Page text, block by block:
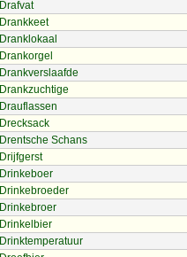
Drafvat
Drankkeet
Dranklokaal
Drankorgel
Drankverslaafde
Drankzuchtige
Drauflassen
Drecksack
Drentsche Schans
Drijfgerst
Drinkeboer
Drinkebroeder
Drinkebroer
Drinkelbier
Drinktemperatuur